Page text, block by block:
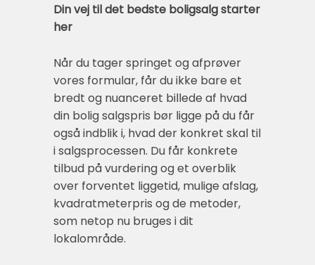
Din vej til det bedste boligsalg starter
her
Når du tager springet og afprøver
vores formular, får du ikke bare et
bredt og nuanceret billede af hvad
din bolig salgspris bør ligge på du får
også indblik i, hvad der konkret skal til
i salgsprocessen. Du får konkrete
tilbud på vurdering og et overblik
over forventet liggetid, mulige afslag,
kvadratmeterpris og de metoder,
som netop nu bruges i dit
lokalområde.